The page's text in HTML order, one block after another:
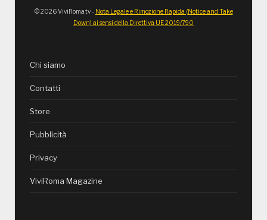
© 2026 ViviRoma.tv - Nota Legale e Rimozione Rapida (Notice and Take
Down) ai sensi della Direttiva UE 2019/790
Chi siamo
Contatti
Store
Pubblicità
Privacy
ViviRoma Magazine